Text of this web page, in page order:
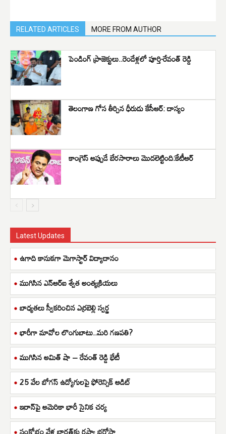
RELATED ARTICLES MORE FROM AUTHOR
పెండింగ్ ప్రాజెక్టులు..రెండేళ్లలో పూర్తి-రేవంత్ రెడ్డి
తెలంగాణ గోస తీర్చిన ధీరుడు కేసీఆర్: దాస్యం
కాంగ్రెస్ అప్పుడే బేరసారాలు మొదలెట్టింది:కేటీఆర్
Latest Updates
ఉగాది కానుకగా మెగాస్టార్ విద్యాదానం
ముగిసిన ఎన్ఆర్ఐ శ్వేత అంత్యక్రియలు
బాధ్యతలు స్వీకరించిన ఎర్రబెల్లి స్వర్ణ
భారీగా మావోల లొంగుబాటు..మరి గణపతి?
ముగిసిన అమిత్ షా – రేవంత్ రెడ్డి భేటీ
25 వేల బోగస్ ఉద్యోగులపై ఫోరెన్సిక్ ఆడిట్
ఇరాన్‌పై అమెరికా భారీ సైనిక చర్య